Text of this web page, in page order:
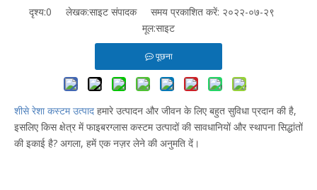
दृश्य:0 लेखक:साइट संपादक समय प्रकाशित करें: २०२२-०७-२९
मूल:साइट
पूछना
शीसे रेशा कस्टम उत्पाद हमारे उत्पादन और जीवन के लिए बहुत सुविधा प्रदान की है,
इसलिए किस क्षेत्र में फाइबरग्लास कस्टम उत्पादों की सावधानियों और स्थापना सिद्धांतों
की इकाई है? अगला, हमें एक नज़र लेने की अनुमति दें।